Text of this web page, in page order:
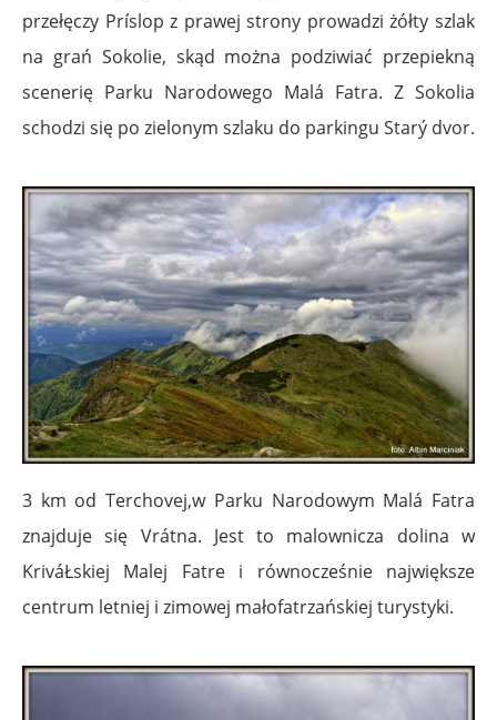
przełęczy Príslop z prawej strony prowadzi żółty szlak
na grań Sokolie, skąd można podziwiać przepiekną
scenerię Parku Narodowego Malá Fatra. Z Sokolia
schodzi się po zielonym szlaku do parkingu Starý dvor.
3 km od Terchovej,w Parku Narodowym Malá Fatra
znajduje się Vrátna. Jest to malownicza dolina w
KriváŁskiej Malej Fatre i równocześnie największe
centrum letniej i zimowej małofatrzańskiej turystyki.